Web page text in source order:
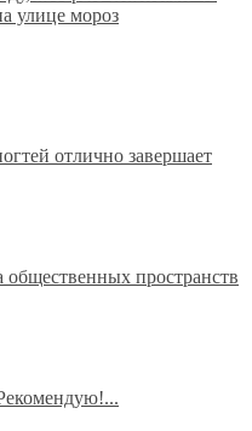
улице мороз
отлично завершает
общественных пространств